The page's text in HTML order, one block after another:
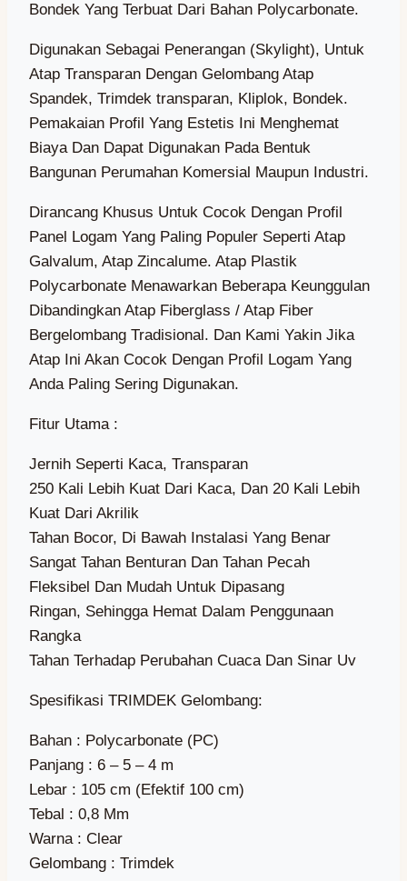
Bondek Yang Terbuat Dari Bahan Polycarbonate.
Digunakan Sebagai Penerangan (Skylight), Untuk
Atap Transparan Dengan Gelombang Atap
Spandek, Trimdek transparan, Kliplok, Bondek.
Pemakaian Profil Yang Estetis Ini Menghemat
Biaya Dan Dapat Digunakan Pada Bentuk
Bangunan Perumahan Komersial Maupun Industri.
Dirancang Khusus Untuk Cocok Dengan Profil
Panel Logam Yang Paling Populer Seperti Atap
Galvalum, Atap Zincalume. Atap Plastik
Polycarbonate Menawarkan Beberapa Keunggulan
Dibandingkan Atap Fiberglass / Atap Fiber
Bergelombang Tradisional. Dan Kami Yakin Jika
Atap Ini Akan Cocok Dengan Profil Logam Yang
Anda Paling Sering Digunakan.
Fitur Utama :
Jernih Seperti Kaca, Transparan
250 Kali Lebih Kuat Dari Kaca, Dan 20 Kali Lebih
Kuat Dari Akrilik
Tahan Bocor, Di Bawah Instalasi Yang Benar
Sangat Tahan Benturan Dan Tahan Pecah
Fleksibel Dan Mudah Untuk Dipasang
Ringan, Sehingga Hemat Dalam Penggunaan
Rangka
Tahan Terhadap Perubahan Cuaca Dan Sinar Uv
Spesifikasi TRIMDEK Gelombang:
Bahan : Polycarbonate (PC)
Panjang : 6 – 5 – 4 m
Lebar : 105 cm (Efektif 100 cm)
Tebal : 0,8 Mm
Warna : Clear
Gelombang : Trimdek